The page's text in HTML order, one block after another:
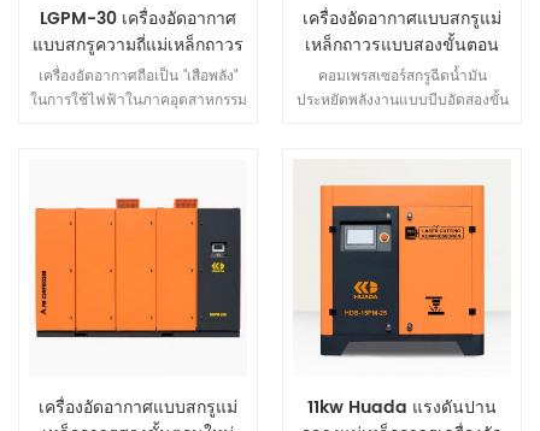
2400 น้ำหนัก (กก.) 4200 1、
บริษัท ความได้เปรียบ ฉวนโจว
Huade เครื่องจักรไฟฟ้า &
Equipment Co. , Ltd ฝูเจี้ยน prc
(เดิม Quanzhou เมือง ฝูเจี้ยน
ของ Quanzhou ของเรา บริษัท
เป็นหนึ่งในผู้ผลิตเครื่องอัดอากาศ
มืออาชีพที่มีรายใหญ่ที่สุดใน
ประเทศและอุปกรณ์ที่ทันสมัยที่สุด
ปัจจุบันและ บริษัท ของเราเป็น
นวัตกรรมและ เทคโนโลยีขั้นสูง
องค์กรเรา เชี่ยวชาญในการพัฒนา
ออกแบบและผลิตชุดลูกสูบและสกรู
บริษัท ได้รับการรับรอง ISO9001:
2000 การรับรองเครื่องจักรสากล
LGPM-30 เครื่องอัดอากาศ
แบบสกรูความถี่แม่เหล็กถาวร
เครื่องอัดอากาศถือเป็น "เสือพลัง"
ในการใช้ไฟฟ้าในภาคอุตสาหกรรม
ใช้ประหยัดพลังงานได้อย่างไร? เรา
ได้ใช้ความพยายามและการวิจัย
อย่างต่อเนื่อง และได้สร้างความ
ก้าวหน้าครั้งสำคัญ คอมเพรสเซอร์
สกรูความถี่ตัวแปรแม่เหล็กถาวรที่
พัฒนาโดยบริษัทช่วยประหยัด
พลังงานไฟฟ้าประมาณ 40%
ดั้งเดิม
เครื่องอัดอากาศแบบสกรูแม่
เหล็กถาวรแบบสองขั้นตอน
ขนาด 132kw ใหม่
คอมเพรสเซอร์สกรูฉีดน้ำมัน
ประหยัดพลังงานแบบบีบอัดสองขั้น
แต่ยังมีการทำงานที่เชื่อถือได้และ
ประหยัดพลังงานมากขึ้น เนื่องจาก
ตอน มีแรงเพียงเล็กน้อยบนโรเตอร์
และแบริ่ง โรเตอร์ขนาดใหญ่ เส้น
ผ่านศูนย์กลางและความเร็วต่ำ
เครื่องอัดอากาศแบบสกรูแม่
11kw Huada แรงดันปาน